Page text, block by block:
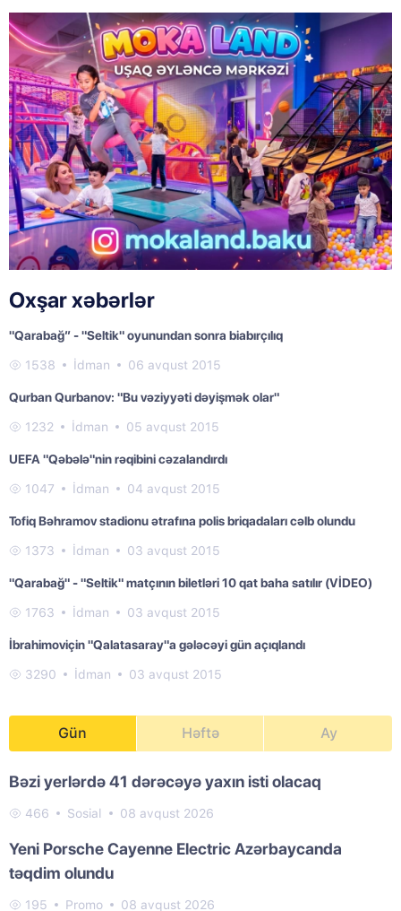
Oxşar xəbərlər
"Qarabağ” - "Seltik" oyunundan sonra biabırçılıq
1538 İdman 06 avqust 2015
Qurban Qurbanov: "Bu vəziyyəti dəyişmək olar"
1232 İdman 05 avqust 2015
UEFA "Qəbələ"nin rəqibini cəzalandırdı
1047 İdman 04 avqust 2015
Tofiq Bəhramov stadionu ətrafına polis briqadaları cəlb olundu
1373 İdman 03 avqust 2015
"Qarabağ" - "Seltik" matçının biletləri 10 qat baha satılır (VİDEO)
1763 İdman 03 avqust 2015
İbrahimoviçin "Qalatasaray"a gələcəyi gün açıqlandı
3290 İdman 03 avqust 2015
Gün Həftə Ay
Bəzi yerlərdə 41 dərəcəyə yaxın isti olacaq
466 Sosial 08 avqust 2026
Yeni Porsche Cayenne Electric Azərbaycanda
təqdim olundu
195 Promo 08 avqust 2026